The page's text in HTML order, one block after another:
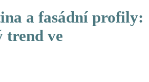
a fasádní profily:
trend ve